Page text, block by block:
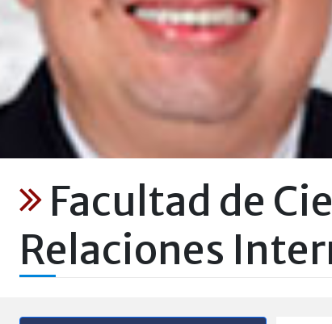
Facultad de
Relaciones